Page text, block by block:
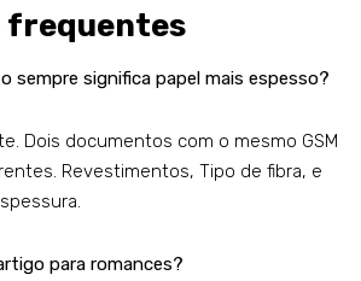
frequentes
sempre significa papel mais espesso?
Dois documentos com o mesmo GSM
Revestimentos, Tipo de fibra, e
para romances?